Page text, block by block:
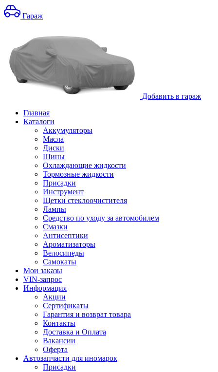
Гараж
Добавить в гараж
Главная
Каталоги
Аккумуляторы
Масла
Диски
Шины
Охлаждающие жидкости
Тормозные жидкости
Присадки
Инструмент
Щетки стеклоочистителя
Лампы
Средство по уходу за автомобилем
Смазки
Антисептики
Ароматизаторы
Велосипеды
Самокаты
Мои заказы
VIN-запрос
Информация
Акции
Сертификаты
Гарантия и возврат товара
Контакты
Доставка и Оплата
Вакансии
Оферта
Автозапчасти для иномарок
Присадки